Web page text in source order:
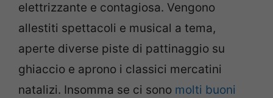
elettrizzante e contagiosa. Vengono
allestiti spettacoli e musical a tema,
aperte diverse piste di pattinaggio su
ghiaccio e aprono i classici mercatini
natalizi. Insomma se ci sono molti buoni